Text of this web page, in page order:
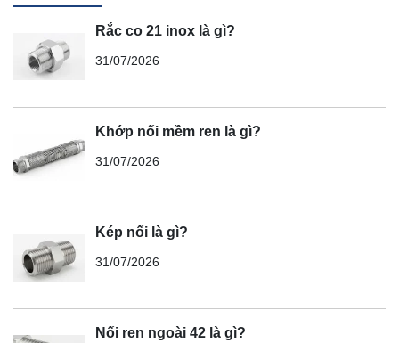
Rắc co 21 inox là gì?
31/07/2026
Khớp nối mềm ren là gì?
31/07/2026
Kép nối là gì?
31/07/2026
Nối ren ngoài 42 là gì?